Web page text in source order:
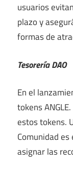
usuarios
plazo y
formas de
Tesorería DAO
En el
tokens
estos tokens.
Comunidad
asignar las